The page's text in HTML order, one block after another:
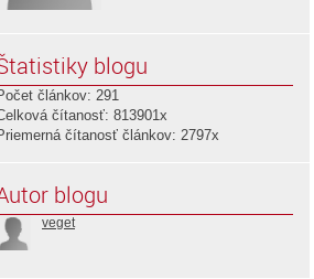
blogu
článkov: 291
čítanosť: 813901x
čítanosť článkov: 2797x
blogu
veget